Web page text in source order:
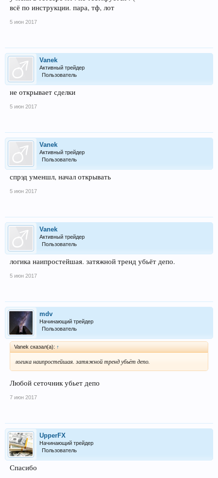
всё по инструкции. пара, тф, лот
5 июн 2017
Vanek
Активный трейдер
Пользователь
не открывает сделки
5 июн 2017
Vanek
Активный трейдер
Пользователь
спрэд уменшл, начал открывать
5 июн 2017
Vanek
Активный трейдер
Пользователь
логика наипростейшая. затяжной тренд убьёт депо.
5 июн 2017
mdv
Начинающий трейдер
Пользователь
Vanek сказал(а): ↑
логика наипростейшая. затяжной тренд убьёт депо.
Любой сеточник убьет депо
7 июн 2017
UpperFX
Начинающий трейдер
Пользователь
Спасибо